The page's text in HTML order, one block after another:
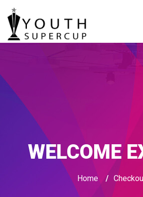
WELCOME
Home /